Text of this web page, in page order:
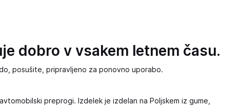
dobro v vsakem letnem času.
posušite, pripravljeno za ponovno uporabo.
preprogi. Izdelek je izdelan na Poljskem iz gume,